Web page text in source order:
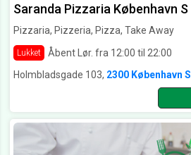
Saranda Pizzaria København S
Pizzaria, Pizzeria, Pizza, Take Away
Lukket Åbent Lør. fra 12:00 til 22:00
Holmbladsgade 103, 2300 København S